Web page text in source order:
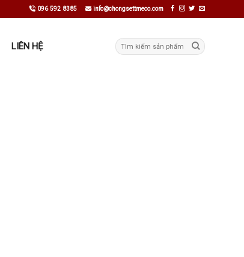
096 592 8385 info@chongsettmeco.com
LIÊN HỆ
Tìm
kiếm: